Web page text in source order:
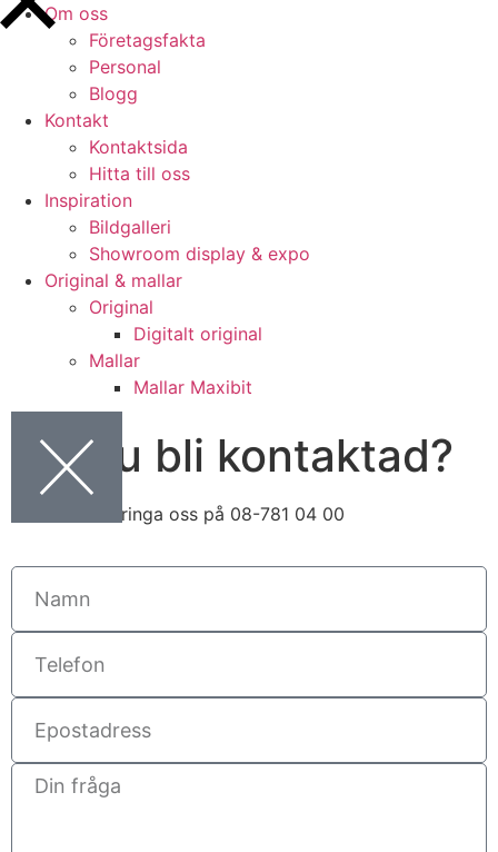
Om oss
Företagsfakta
Personal
Blogg
Kontakt
Kontaktsida
Hitta till oss
Inspiration
Bildgalleri
Showroom display & expo
Original & mallar
Original
Digitalt original
Mallar
Mallar Maxibit
Vill du bli kontaktad?
Du kan även ringa oss på 08-781 04 00